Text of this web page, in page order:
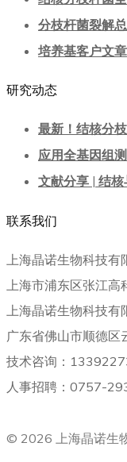
分枝杆菌裂解
培养基客户文章
研究动态
最新！结核分
应用全基因组
文献分享 | 结
联系我们
上海晶诺生物科技有
上海市浦东区张江
上海晶诺生物科技
广东省佛山市顺德区
技术咨询：
人事招聘：0757-
© 2026 上海晶诺生